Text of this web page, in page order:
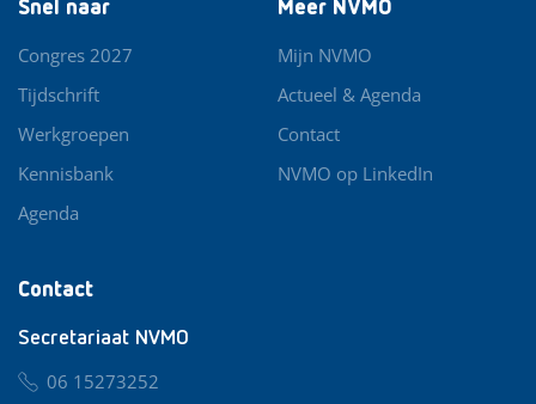
Contact
Secretariaat NVMO
06 15273252
Snel naar
Congres 2027
Tijdschrift
Werkgroepen
Kennisbank
Agenda
Meer NVMO
Mijn NVMO
Actueel & Agenda
Contact
NVMO op LinkedIn